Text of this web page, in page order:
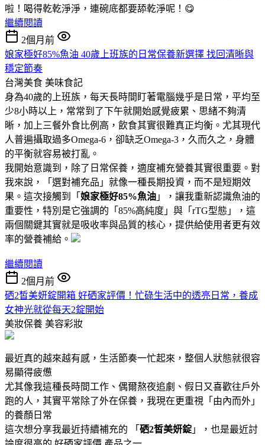
啦！喝得乾乾淨淨，連碗底都要舔乾淨呢！😋
繼續閱讀
2個月前
娘家極好85%魚油 40歲上班族的日常保養新選擇 找回清晰與
穩定節奏
台灣美食 美味食記
身為40歲的上班族，每天長時間盯著電腦幾乎是日常，平均至
少8小時以上，常常到了下午就開始感覺疲累、思緒不夠清
晰，加上三餐外食比例高，飲食其實很難真正均衡。尤其現代
人普遍攝取過多Omega-6，卻缺乏Omega-3，久而久之，身體
的平衡就容易被打亂。
我開始意識到，除了日常保養，適度補充營養其實很重要。對
我來說，「選對補充品」就像一種長期投資，而不是短期效
果。這次接觸到「 娘家極好85%魚油 」，讓我重新認識魚油的
重要性，特別是它強調的「85%高純度」與「rTG型態」，這
兩個關鍵其實就是吸收率與品質的核心，提供給使用者更有效
率的營養補給。
繼續閱讀
2個月前
硒2皙美妍錠開箱 好硒家評價！忙碌生活中的透亮日常，養成
女神光就從每天2錠開始
美妝保養 美容彩妝
最近真的越來越有感，生活節奏一忙起來，整個人狀態就很容
易顯得疲憊
尤其像我這種長時間工作、偶爾熬夜追劇、假日又喜歡往戶外
跑的人，其實平常除了外在保養，我現在更重視「由內而外」
的養顏日常
這次想分享我最近持續補充的 「 硒2皙美妍錠 」，也是最近討